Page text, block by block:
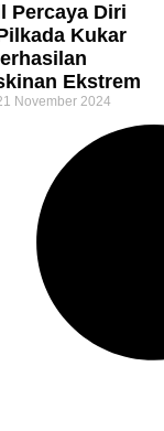
Percaya Diri
Kukar
Ekstrem
November 2024